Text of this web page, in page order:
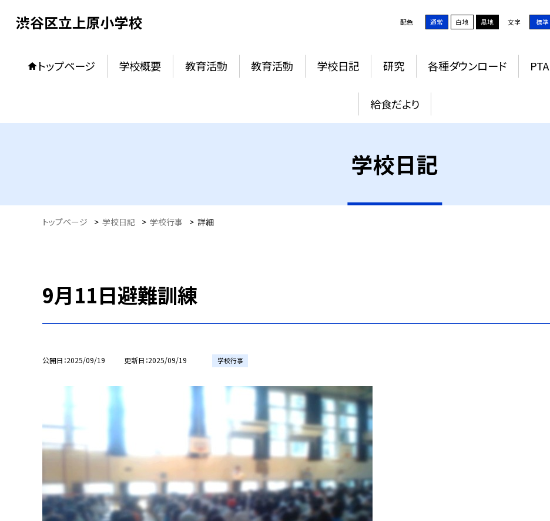
渋谷区立上原小学校 配色 通常 白地 黒地 文字 標準
トップページ 学校概要 教育活動 教育活動 学校日記 研究 各種ダウンロード PTA
給食だより
学校日記
トップページ > 学校日記 > 学校行事 > 詳細
9月11日避難訓練
公開日 2025/09/19 更新日 2025/09/19 学校行事